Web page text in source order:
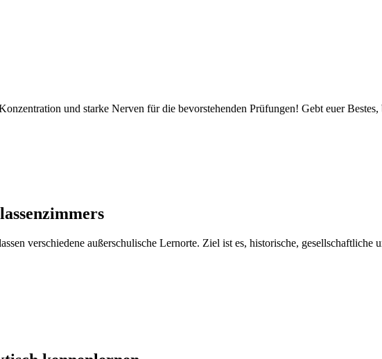
und starke Nerven für die bevorstehenden Prüfungen! Gebt euer
verschiedene außerschulische Lernorte. Ziel ist es, historische,